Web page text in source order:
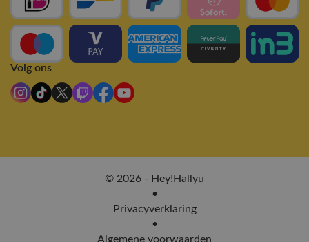
Volg ons
© 2026 - Hey!Hallyu
•
Privacyverklaring
•
Algemene voorwaarden